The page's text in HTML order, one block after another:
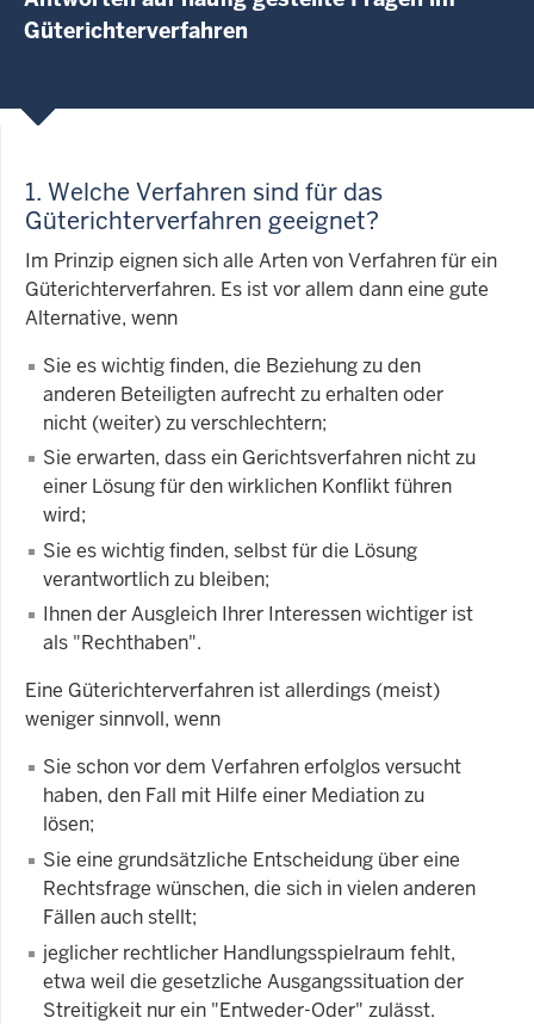
Güterichterverfahren
1. Welche Verfahren sind für das
Güterichterverfahren geeignet?
Im Prinzip eignen sich alle Arten von Verfahren für ein
Güterichterverfahren. Es ist vor allem dann eine gute
Alternative, wenn
Sie es wichtig finden, die Beziehung zu den
anderen Beteiligten aufrecht zu erhalten oder
nicht (weiter) zu verschlechtern;
Sie erwarten, dass ein Gerichtsverfahren nicht zu
einer Lösung für den wirklichen Konflikt führen
wird;
Sie es wichtig finden, selbst für die Lösung
verantwortlich zu bleiben;
Ihnen der Ausgleich Ihrer Interessen wichtiger ist
als "Rechthaben".
Eine Güterichterverfahren ist allerdings (meist)
weniger sinnvoll, wenn
Sie schon vor dem Verfahren erfolglos versucht
haben, den Fall mit Hilfe einer Mediation zu
lösen;
Sie eine grundsätzliche Entscheidung über eine
Rechtsfrage wünschen, die sich in vielen anderen
Fällen auch stellt;
jeglicher rechtlicher Handlungsspielraum fehlt,
etwa weil die gesetzliche Ausgangssituation der
Streitigkeit nur ein "Entweder-Oder" zulässt.